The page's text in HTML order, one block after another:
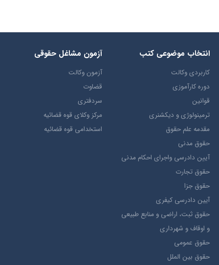
انتخاب​ موضوعي​ کتب
کاربردی وکالت
دوره کارآموزی
قوانین
ترمينولوژي و ديکشنري
مقدمه علم حقوق
حقوق مدني
آيين دادرسي ​واجراي ​احکام ​مدني
حقوق تجارت
حقوق جزا
آيین دادرسی کیفری
حقوق ثبت، اراضي و منابع طبيعي
و اوقاف و شهرداری
حقوق عمومی
حقوق بين الملل
آزمون مشاغل حقوقی
آزمون وکالت
قضاوت
سردفتری
مرکز وکلای قوه قضائیه
استخدامی قوه قضائیه